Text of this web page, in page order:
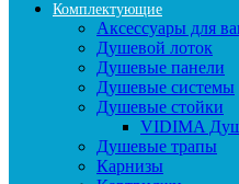
Комплектующие
Аксессуары для
Душевой лоток
Душевые панели
Душевые системы
Душевые стойки
VIDIMA
Душевые трапы
Карнизы